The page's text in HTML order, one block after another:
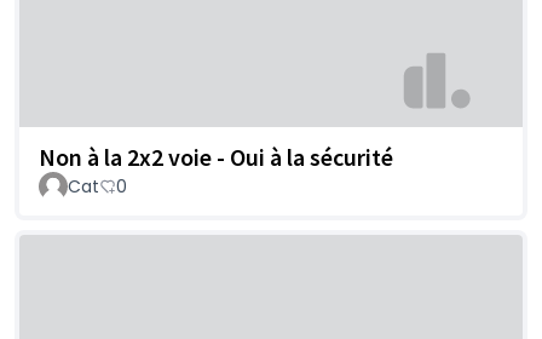
Non à la 2x2 voie - Oui à la sécurité
Cat 0